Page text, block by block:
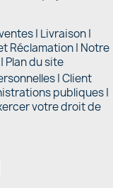
| Livraison|
Réclamation| Notre
| Plan du site
|Client
publiques|
votre droit de